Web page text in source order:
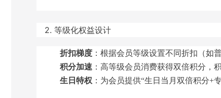
2. 等级化权益设计
折扣梯度 ：根据会员等级设置不同折扣（如
积分加速 ：高等级会员消费获得双倍积分，
生日特权 ：为会员提供“生日当月双倍积分+